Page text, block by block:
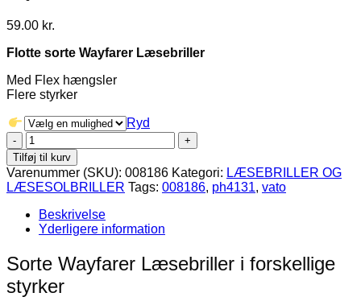
59.00 kr.
Flotte sorte Wayfarer Læsebriller
Med Flex hængsler
Flere styrker
Ryd
Wayfarer
Læsebriller
-
Sort
antal
Tilføj til kurv
Varenummer (SKU): 008186 Kategori: LÆSEBRILLER OG
LÆSESOLBRILLER Tags: 008186, ph4131, vato
Beskrivelse
Yderligere information
Sorte Wayfarer Læsebriller i forskellige
styrker